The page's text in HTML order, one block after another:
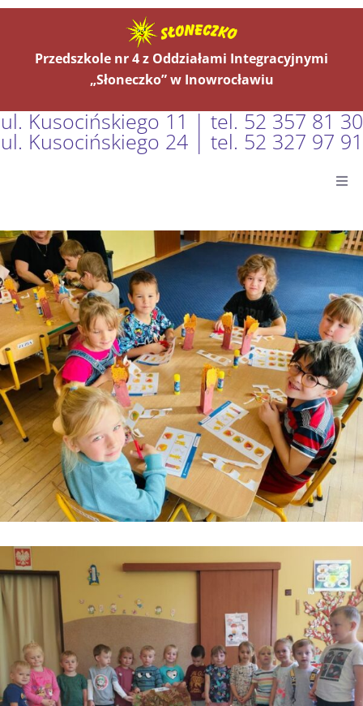
Przedszkole nr 4 z Oddziałami Integracyjnymi
„Słoneczko” w Inowrocławiu
ul. Kusocińskiego 11 | tel. 52 357 81 30
ul. Kusocińskiego 24 | tel. 52 327 97 91
Aktualności
Grupy
Kontakt